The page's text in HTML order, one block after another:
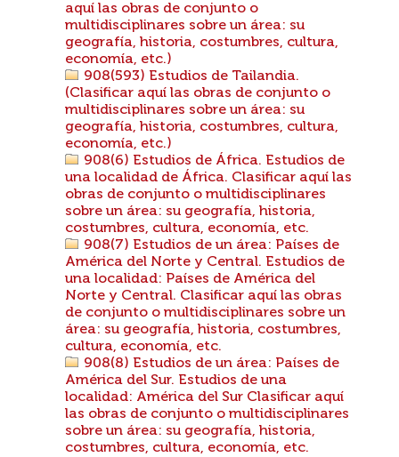
aquí las obras de conjunto o
multidisciplinares sobre un área: su
geografía, historia, costumbres, cultura,
economía, etc.)
908(593) Estudios de Tailandia.
(Clasificar aquí las obras de conjunto o
multidisciplinares sobre un área: su
geografía, historia, costumbres, cultura,
economía, etc.)
908(6) Estudios de África. Estudios de
una localidad de África. Clasificar aquí las
obras de conjunto o multidisciplinares
sobre un área: su geografía, historia,
costumbres, cultura, economía, etc.
908(7) Estudios de un área: Países de
América del Norte y Central. Estudios de
una localidad: Países de América del
Norte y Central. Clasificar aquí las obras
de conjunto o multidisciplinares sobre un
área: su geografía, historia, costumbres,
cultura, economía, etc.
908(8) Estudios de un área: Países de
América del Sur. Estudios de una
localidad: América del Sur Clasificar aquí
las obras de conjunto o multidisciplinares
sobre un área: su geografía, historia,
costumbres, cultura, economía, etc.